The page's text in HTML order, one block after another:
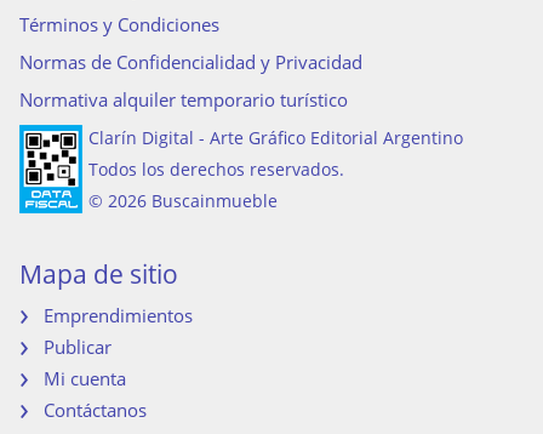
Términos y Condiciones
Normas de Confidencialidad y Privacidad
Normativa alquiler temporario turístico
Clarín Digital - Arte Gráfico Editorial Argentino
Todos los derechos reservados.
© 2026 Buscainmueble
Mapa de sitio
Emprendimientos
Publicar
Mi cuenta
Contáctanos